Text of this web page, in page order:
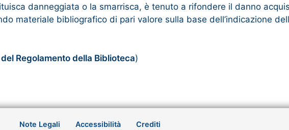
danneggiata o la smarrisca, è tenuto a rifondere il danno
materiale bibliografico di pari valore sulla base dell’indicazione
Regolamento della Biblioteca)
Note Legali Accessibilità Crediti